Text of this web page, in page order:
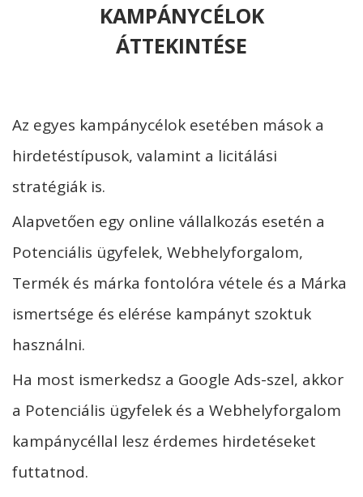
KAMPÁNYCÉLOK
ÁTTEKINTÉSE
Az egyes kampánycélok esetében mások a
hirdetéstípusok, valamint a licitálási
stratégiák is.
Alapvetően egy online vállalkozás esetén a
Potenciális ügyfelek, Webhelyforgalom,
Termék és márka fontolóra vétele és a Márka
ismertsége és elérése kampányt szoktuk
használni.
Ha most ismerkedsz a Google Ads-szel, akkor
a Potenciális ügyfelek és a Webhelyforgalom
kampánycéllal lesz érdemes hirdetéseket
futtatnod.